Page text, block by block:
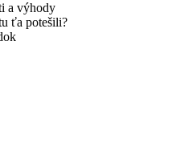
a výhody
ťa potešili?